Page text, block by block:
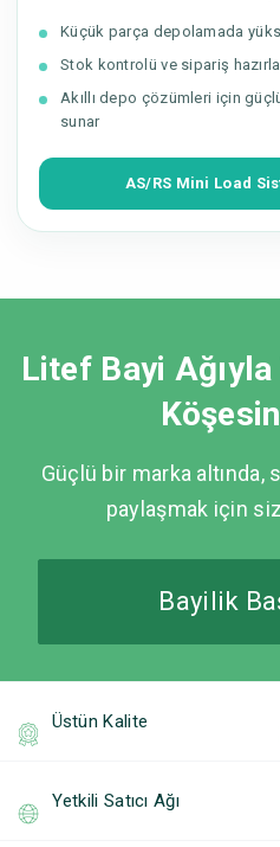
Küçük parça depolamada
Stok kontrolü ve sipariş
Akıllı depo çözümleri için
sunar
AS/RS Mini Load
Litef Bayi
Güçlü bir marka
paylaşmak için
Bayilik
Üstün Kalite
Yetkili Satıcı Ağı